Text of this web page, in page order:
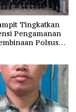
Tingkatkan
Pengamanan
Polsus